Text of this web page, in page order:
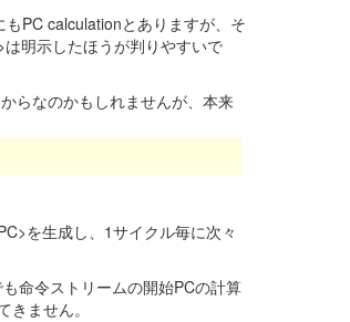
PC calculationとありますが、そ
明示したほうが判りやすいで
らなのかもしれませんが、本来
を生成し、1サイクル毎に次々
命令ストリームの開始PCの計算
ません。